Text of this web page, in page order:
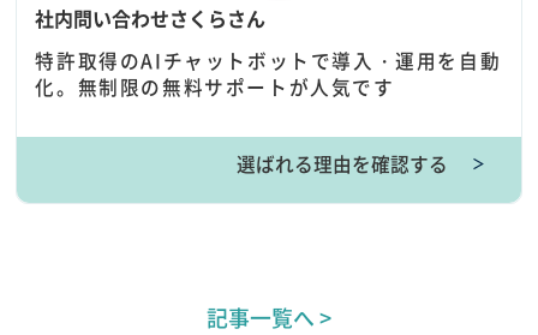
社内問い合わせさくらさん
特許取得のAIチャットボットで導入・運用を自動
化。無制限の無料サポートが人気です
選ばれる理由を確認する ＞
記事一覧へ >